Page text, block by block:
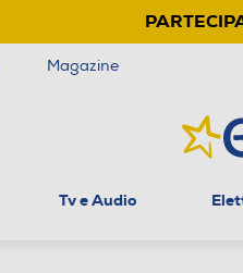
Magazine
Tv e Audio